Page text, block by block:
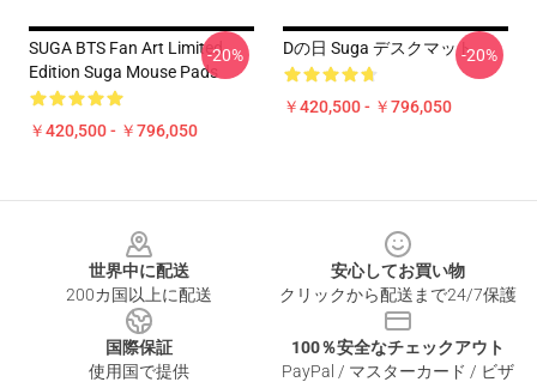
SUGA BTS Fan Art Limited
Edition Suga Mouse Pads
￥420,500 - ￥796,050
-20% Dの日 Suga デスクマット
￥420,500 - ￥796,050
-20%
世界中に配送
200カ国以上に配送
安心してお買い物
クリックから配送まで24/7保護
国際保証
使用国で提供
100％安全なチェックアウト
PayPal / マスターカード / ビザ